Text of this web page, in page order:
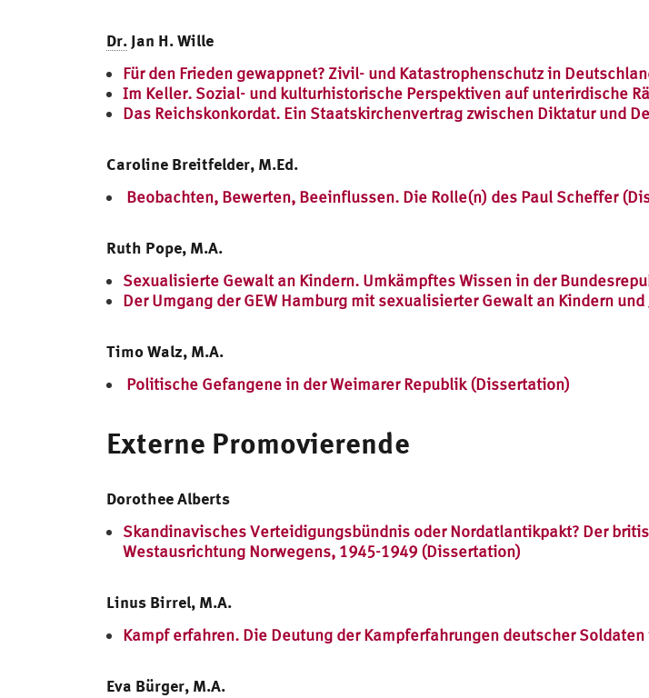
Dr. Jan H. Wille
Für den Frieden gewappnet? Zivil- und Katastrophenschutz in
Im Keller. Sozial- und kulturhistorische Perspektiven auf unterirdische
Das Reichskonkordat. Ein Staatskirchenvertrag zwischen Diktatur und
Caroline Breitfelder, M.Ed.
Beobachten, Bewerten, Beeinflussen. Die Rolle(n) des Paul Scheffer
Ruth Pope, M.A.
Sexualisierte Gewalt an Kindern. Umkämpftes Wissen in der
Der Umgang der GEW Hamburg mit sexualisierter Gewalt an Kindern
Timo Walz, M.A.
Politische Gefangene in der Weimarer Republik (Dissertation)
Externe Promovierende
Dorothee Alberts
Skandinavisches Verteidigungsbündnis oder Nordatlantikpakt? Der
Westausrichtung Norwegens, 1945-1949 (Dissertation)
Linus Birrel, M.A.
Kampf erfahren. Die Deutung der Kampferfahrungen deutscher
Eva Bürger, M.A.